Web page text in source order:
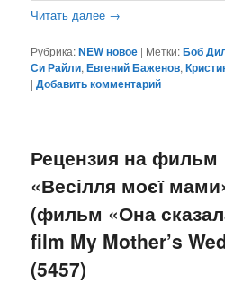
Читать далее →
Рубрика:NEW новое | Метки:Боб
Си Райли,Евгений Баженов,
|Добавить комментарий
Рецензия на фильм
«Весілля моєї
(фильм «Она
film My Mother’s
(5457)